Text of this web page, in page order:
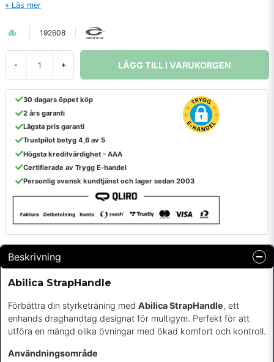
Läs mer
192608
- + LÄGG TILL I VARUKORGEN
30 dagars öppet köp
2 års garanti
Lägsta pris garanti
Trustpilot betyg 4,6 av 5
Högsta kreditvärdighet - AAA
Certifierade av Trygg E-handel
Personlig svensk kundtjänst och lager sedan 2003
Beskrivning
Abilica StrapHandle
Förbättra din styrketräning med Abilica StrapHandle, ett
enhands draghandtag designat för multigym. Perfekt för att
utföra en mängd olika övningar med ökad komfort och kontroll.
Användningsområde